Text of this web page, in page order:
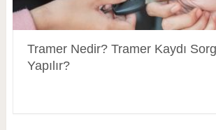
Tramer Nedir? Tramer Kaydı
Yapılır?